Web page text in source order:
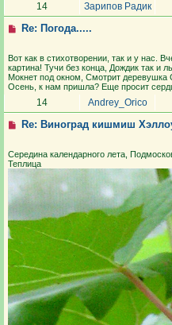
14 Зарипов Радик
Re: Погода.....
Вот как в стихотворении, так и у нас.
картина! Тучи без конца, Дождик так и
Мокнет под окном, Смотрит деревушка
Осень, к нам пришла? Еще просит
14 Andrey_Orico
Re: Виноград кишмиш
Середина календарного лета,
Теплица